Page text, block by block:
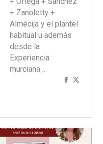
+ Zanoletty +
Almécija y el plantel
habitual u además
desde la
Experiencia
murciana…
Compartir